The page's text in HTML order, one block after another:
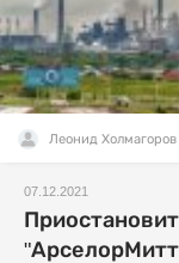
Леонид Холмагоров
07.12.2021